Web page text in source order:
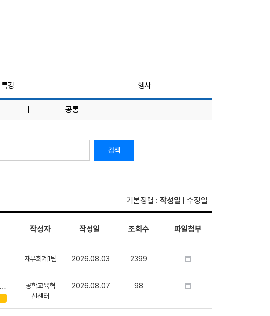
특강 행사
공통
검색
기본정렬 : 작성일 수정일
작성자 작성일 조회수 파일첨부
재무회계1팀 2026.08.03 2399
공학교육혁
신센터
2026.08.07 98